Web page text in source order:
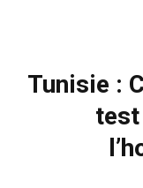
Tunisie :